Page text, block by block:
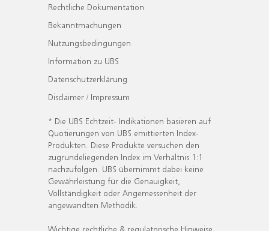
Rechtliche Dokumentation
Bekanntmachungen
Nutzungsbedingungen
Information zu UBS
Datenschutzerklärung
Disclaimer / Impressum
* Die UBS Echtzeit- Indikationen basieren auf
Quotierungen von UBS emittierten Index-
Produkten. Diese Produkte versuchen den
zugrundeliegenden Index im Verhältnis 1:1
nachzufolgen. UBS übernimmt dabei keine
Gewährleistung für die Genauigkeit,
Vollständigkeit oder Angemessenheit der
angewandten Methodik.